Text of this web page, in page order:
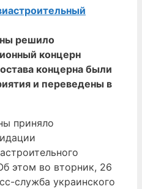
решило
концерн
концерна были
и переведены в
приняло
этом во вторник, 26
служба украинского